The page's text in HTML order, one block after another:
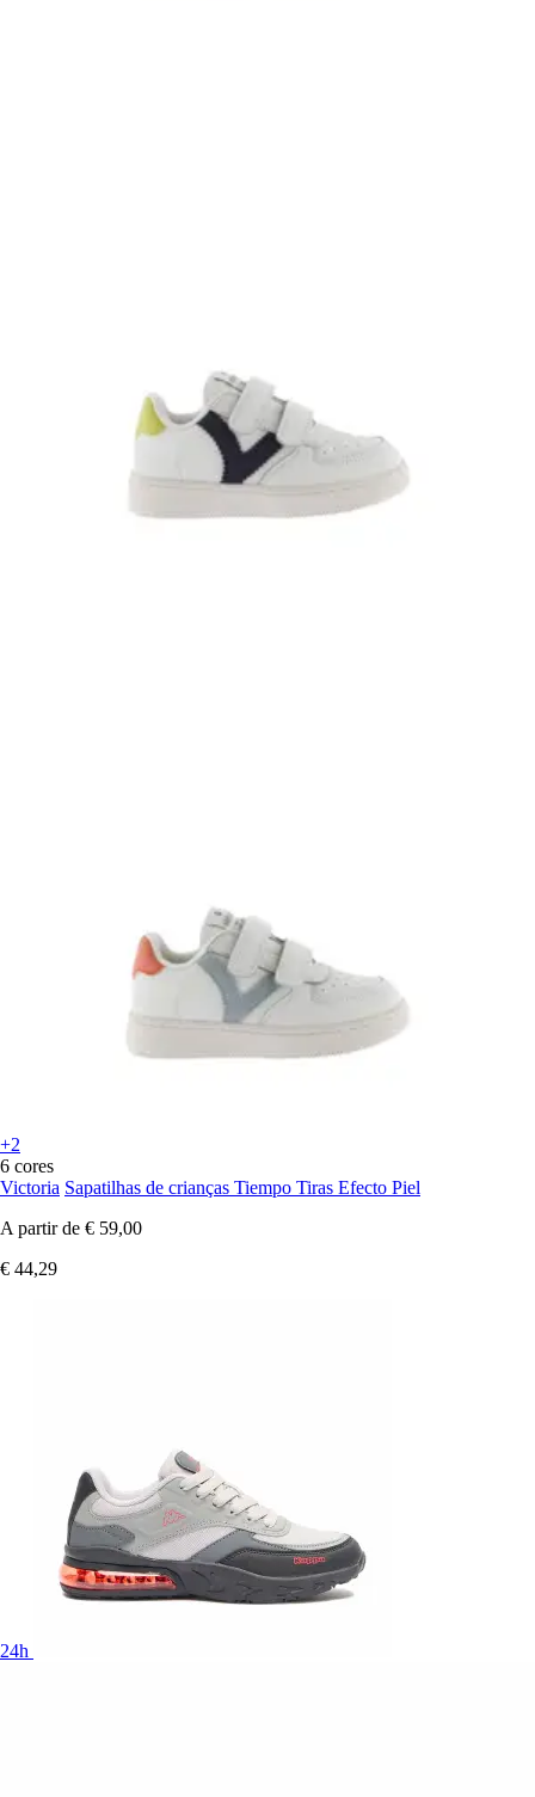
+2
6 cores
Victoria Sapatilhas de crianças Tiempo Tiras Efecto Piel
A partir de € 59,00
€ 44,29
24h